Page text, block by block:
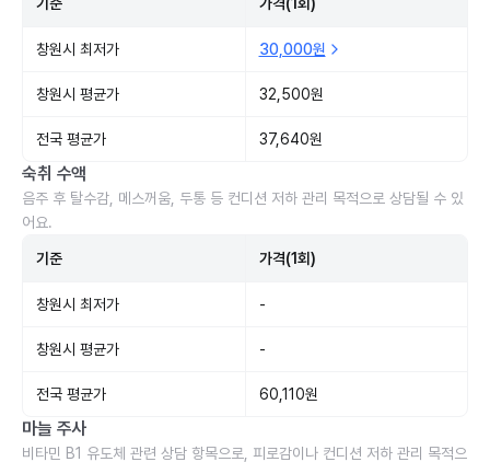
창원시 최저가 30,000원
창원시 평균가 32,500원
전국 평균가 37,640원
숙취 수액
음주 후 탈수감, 메스꺼움, 두통 등 컨디션 저하 관리 목적으로 상담될 수 있
어요.
기준 가격(1회)
창원시 최저가 -
창원시 평균가 -
전국 평균가 60,110원
마늘 주사
비타민 B1 유도체 관련 상담 항목으로, 피로감이나 컨디션 저하 관리 목적으